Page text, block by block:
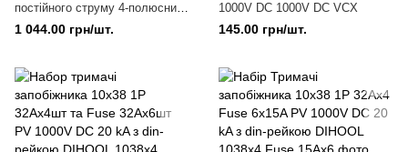
постійного струму 4-полюсний
C 25A 6kA DC 1000V VCX
1 044.00 грн/шт.
1000V DC 1000V DC VCX
145.00 грн/шт.